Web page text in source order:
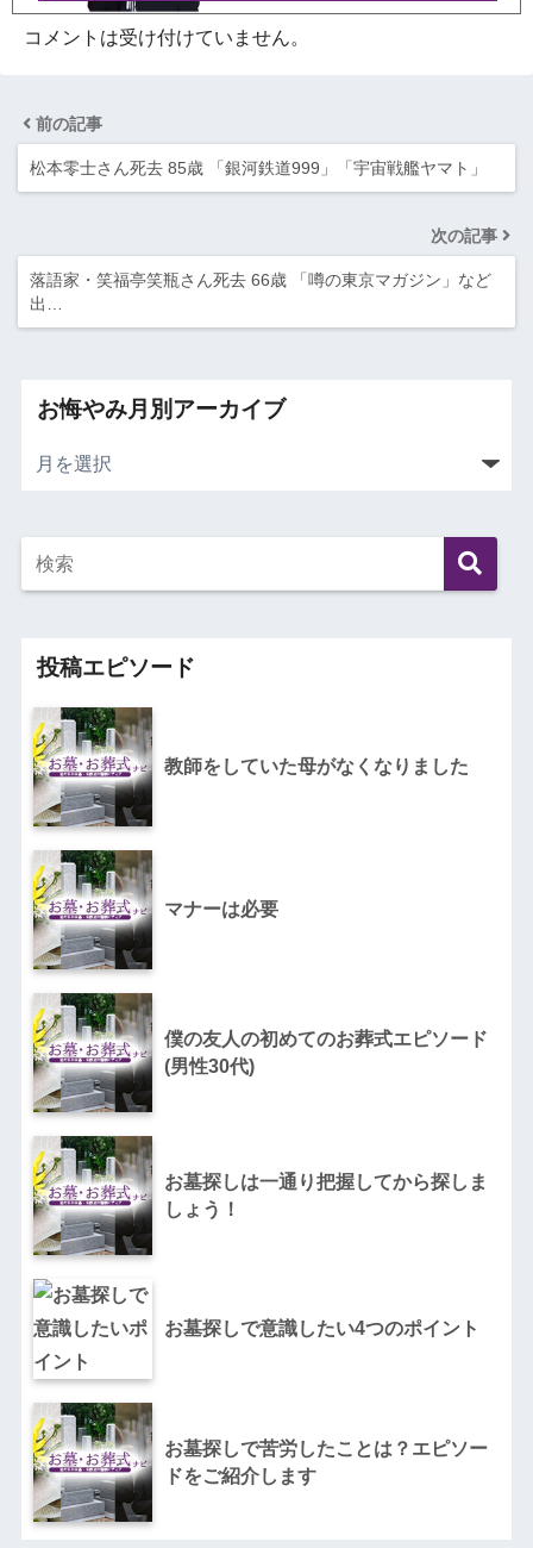
コメントは受け付けていません。
前の記事
松本零士さん死去 85歳 「銀河鉄道999」「宇宙戦艦ヤマト」
次の記事
落語家・笑福亭笑瓶さん死去 66歳 「噂の東京マガジン」など
出…
お悔やみ月別アーカイブ
投稿エピソード
教師をしていた母がなくなりました
マナーは必要
僕の友人の初めてのお葬式エピソード
(男性30代)
お墓探しは一通り把握してから探しま
しょう！
お墓探しで意識したい4つのポイント
お墓探しで苦労したことは？エピソー
ドをご紹介します